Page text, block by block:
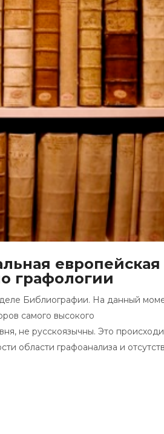
европейская
графологии
Библиографии. На данный
самого высокого
не русскоязычны. Это
области графоанализа и